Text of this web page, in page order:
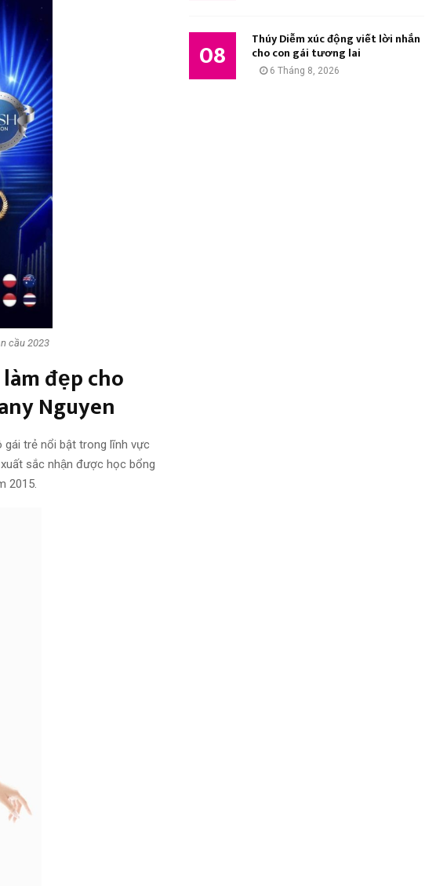
cầu 2023
đẹp cho
Nguyen
trẻ nổi bật trong lĩnh vực
sắc nhận được học bổng
2015.
08 Thúy Diễm xúc động viết lời nhắn
cho con gái tương lai
6 Tháng 8, 2026